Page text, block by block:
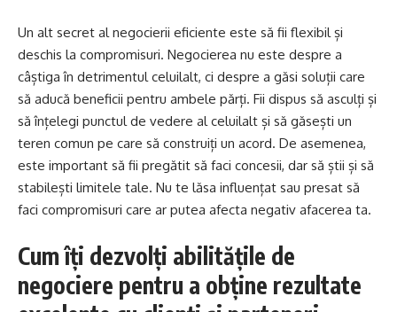
Un alt secret al negocierii eficiente este să fii flexibil și
deschis la compromisuri. Negocierea nu este despre a
câștiga în detrimentul celuilalt, ci despre a găsi soluții care
să aducă beneficii pentru ambele părți. Fii dispus să asculți și
să înțelegi punctul de vedere al celuilalt și să găsești un
teren comun pe care să construiți un acord. De asemenea,
este important să fii pregătit să faci concesii, dar să știi și să
stabilești limitele tale. Nu te lăsa influențat sau presat să
faci compromisuri care ar putea afecta negativ afacerea ta.
Cum îți dezvolți abilitățile de
negociere pentru a obține rezultate